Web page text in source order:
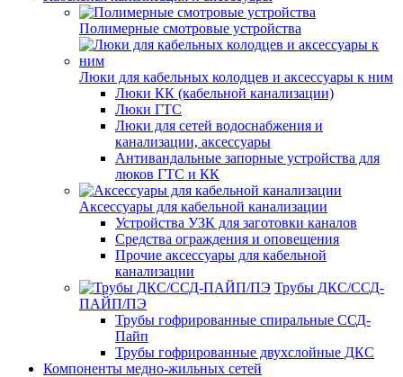
Полимерные смотровые устройства
Люки для кабельных колодцев и аксессуары к ним
Люки КК (кабельной канализации)
Люки ГТС
Люки для сетей водоснабжения и
канализации, аксессуары
Антивандальные запорные устройства для
люков ГТС и КК
Аксессуары для кабельной канализации
Устройства УЗК для заготовки каналов
Средства ограждения и оповещения
Прочие аксессуары для кабельной
канализации
Трубы ДКС/ССД-
ПАЙП/ПЭ
Трубы гофрированные спиральные ССД-
Пайп
Трубы гофрированные двухслойные ДКС
Компоненты медно-жильных сетей